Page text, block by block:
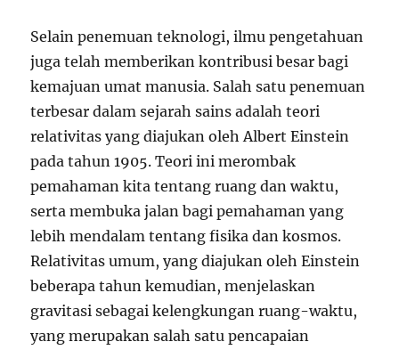
Selain penemuan teknologi, ilmu pengetahuan
juga telah memberikan kontribusi besar bagi
kemajuan umat manusia. Salah satu penemuan
terbesar dalam sejarah sains adalah teori
relativitas yang diajukan oleh Albert Einstein
pada tahun 1905. Teori ini merombak
pemahaman kita tentang ruang dan waktu,
serta membuka jalan bagi pemahaman yang
lebih mendalam tentang fisika dan kosmos.
Relativitas umum, yang diajukan oleh Einstein
beberapa tahun kemudian, menjelaskan
gravitasi sebagai kelengkungan ruang-waktu,
yang merupakan salah satu pencapaian